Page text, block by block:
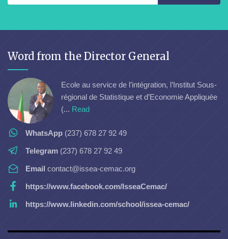
Word from the Director General
Ecole au service de l’intégration, l’Institut Sous-
régional de Statistique et d’Economie Appliquée
(... Read
WhatsApp (237) 678 27 92 49
Telegram (237) 678 27 92 49
Email contact@issea-cemac.org
https://www.facebook.com/IsseaCemac/
https://www.linkedin.com/school/issea-cemac/